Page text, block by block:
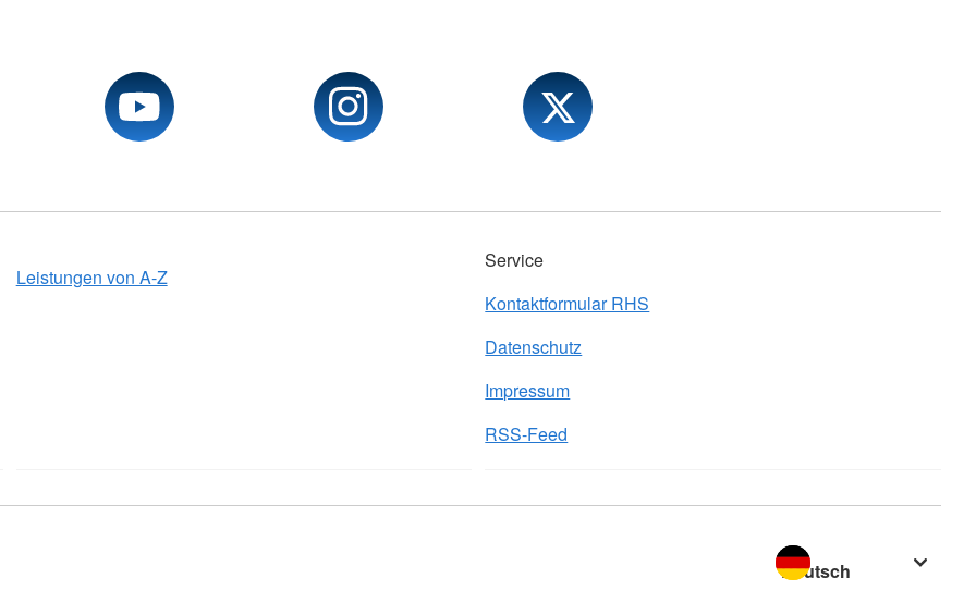
Leistungen von A-Z
Service
Kontaktformular RHS
Datenschutz
Impressum
RSS-Feed
Sprache wechseln zu